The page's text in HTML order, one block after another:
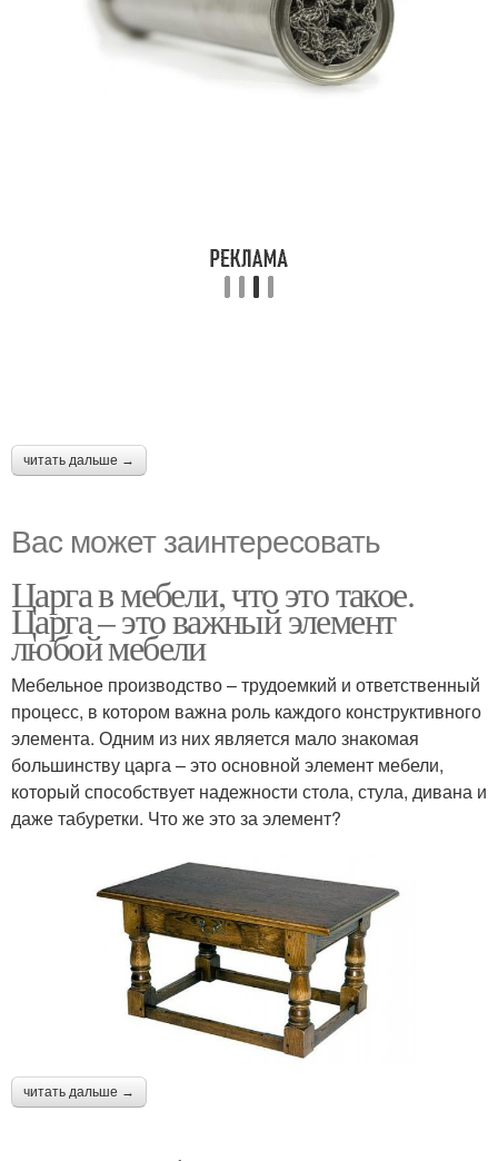
читать дальше →
Вас может заинтересовать
Царга в мебели, что это такое.
Царга – это важный элемент
любой мебели
Мебельное производство – трудоемкий и ответственный
процесс, в котором важна роль каждого конструктивного
элемента. Одним из них является мало знакомая
большинству царга – это основной элемент мебели,
который способствует надежности стола, стула, дивана и
даже табуретки. Что же это за элемент?
читать дальше →